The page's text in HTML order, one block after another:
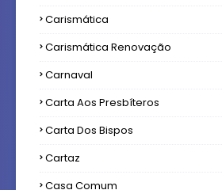
Carismática
Carismática Renovação
Carnaval
Carta Aos Presbíteros
Carta Dos Bispos
Cartaz
Casa Comum